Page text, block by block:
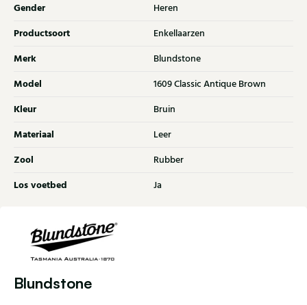
Gender Heren
Productsoort Enkellaarzen
Merk Blundstone
Model 1609 Classic Antique Brown
Kleur Bruin
Materiaal Leer
Zool Rubber
Los voetbed Ja
Blundstone